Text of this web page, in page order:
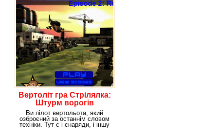
Вертоліт гра Стрілялка:
Штурм ворогів
Ви пілот вертольота, який
озброєний за останнім словом
техніки. Тут є і снаряди, і іншу